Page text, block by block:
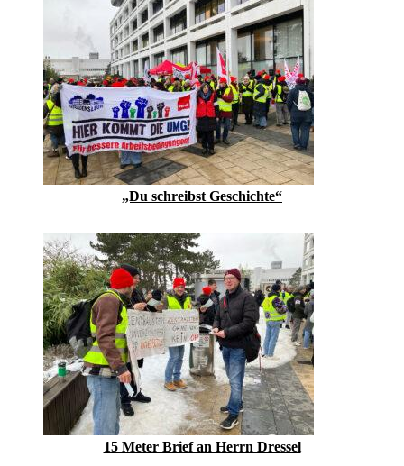
„Du schreibst Geschichte“
15 Meter Brief an Herrn Dressel